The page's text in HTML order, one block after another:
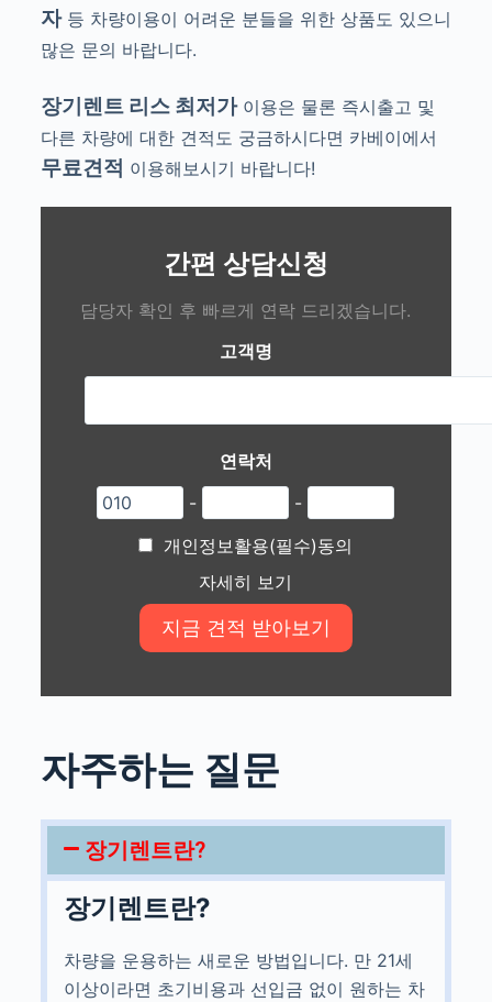
자등 차량이용이 어려운 분들을 위한 상품도 있으니
많은 문의 바랍니다.
장기렌트 리스 최저가이용은 물론 즉시출고 및
다른 차량에 대한 견적도 궁금하시다면 카베이에서
무료견적 이용해보시기 바랍니다!
간편 상담신청
담당자 확인 후 빠르게 연락 드리겠습니다.
고객명
연락처
-
-
개인정보활용(필수)동의
자세히 보기
자주하는 질문
장기렌트란?
장기렌트란?
차량을 운용하는 새로운 방법입니다. 만 21세
이상이라면 초기비용과 선입금 없이 원하는 차